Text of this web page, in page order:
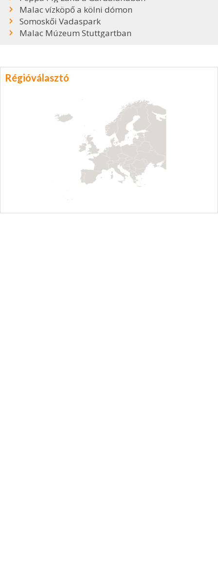
Malac vízköpő a kölni dómon
Somoskői Vadaspark
Malac Múzeum Stuttgartban
Régióválasztó